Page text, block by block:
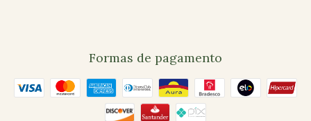
Formas de pagamento